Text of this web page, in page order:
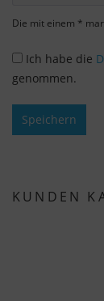
Die mit einem *
Ich habe die
genommen.
Speichern
KUNDEN